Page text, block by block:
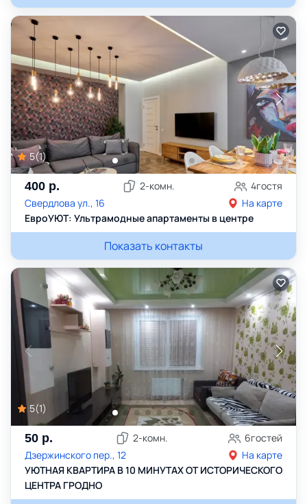
5(1)
400 р. 2-комн. 4гостя
Свердлова ул., 16
На карте
ЕвроУЮТ: Ультрамодные апартаменты в центре
Показать контакты
5(1)
50 р. 2-комн. 6гостей
Дзержинского пер., 12
На карте
УЮТНАЯ КВАРТИРА В 10 МИНУТАХ ОТ ИСТОРИЧЕСКОГО
ЦЕНТРА ГРОДНО